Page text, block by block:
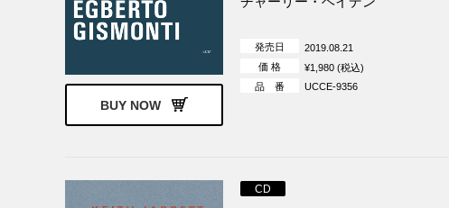
BUY NOW
発売日
2019.08.21
価 格
¥1,980 (税込)
品 番
UCCE-9356
CD